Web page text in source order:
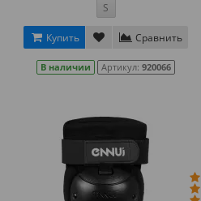
S
Купить Сравнить
В наличии Артикул:920066